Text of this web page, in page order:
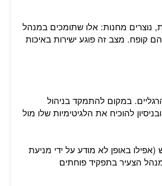
נוצרים מחנות: אלו שתומכים במנהל
קופח. מצב זה פוגע ישירות באיכות
במקום להתמקד בניהול
להוכיח את הלגיטימיות שלו מול
באופן לא מודע על ידי מניעת
הצעיר בתפקיד פוחתים